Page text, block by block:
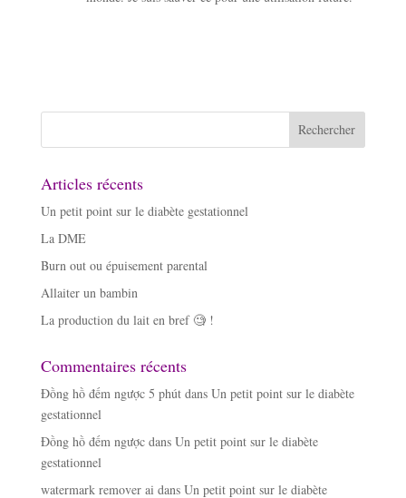
Articles récents
Un petit point sur le diabète gestationnel
La DME
Burn out ou épuisement parental
Allaiter un bambin
La production du lait en bref 🧐 !
Commentaires récents
Đồng hồ đếm ngược 5 phútdans Un petit point sur le diabète
gestationnel
Đồng hồ đếm ngượcdans Un petit point sur le diabète
gestationnel
watermark remover ai dans Un petit point sur le diabète